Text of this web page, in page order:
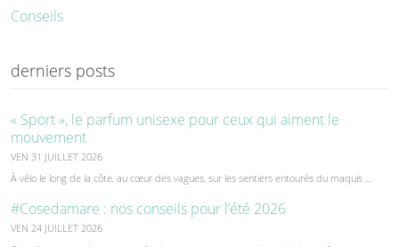
Conseils
derniers posts
« Sport », le parfum unisexe pour ceux qui aiment le
mouvement
VEN 31 JUILLET 2026
À vélo le long de la côte, au cœur des vagues, sur les sentiers entourés du maquis …
#Cosedamare : nos conseils pour l’été 2026
VEN 24 JUILLET 2026